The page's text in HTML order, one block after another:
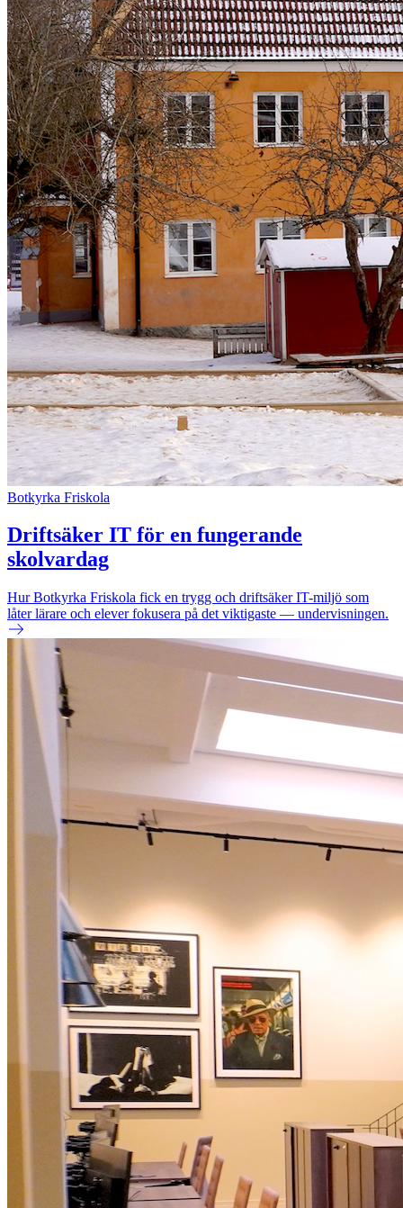
Botkyrka Friskola
Driftsäker IT för en fungerande
skolvardag
Hur Botkyrka Friskola fick en trygg och driftsäker IT-miljö som
låter lärare och elever fokusera på det viktigaste — undervisningen.